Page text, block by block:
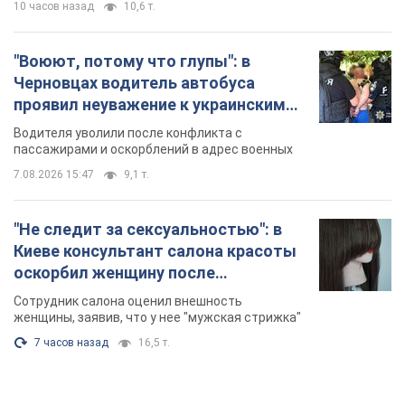
10 часов назад 10,6 т.
"Воюют, потому что глупы": в
Черновцах водитель автобуса
проявил неуважение к украинским
военным и поплатился за это.
Видео
Водителя уволили после конфликта с
пассажирами и оскорблений в адрес военных
7.08.2026 15:47 9,1 т.
"Не следит за сексуальностью": в
Киеве консультант салона красоты
оскорбил женщину после
химиотерапии, разгорелся скандал.
Фото
Сотрудник салона оценил внешность
женщины, заявив, что у нее "мужская стрижка"
7 часов назад 16,5 т.